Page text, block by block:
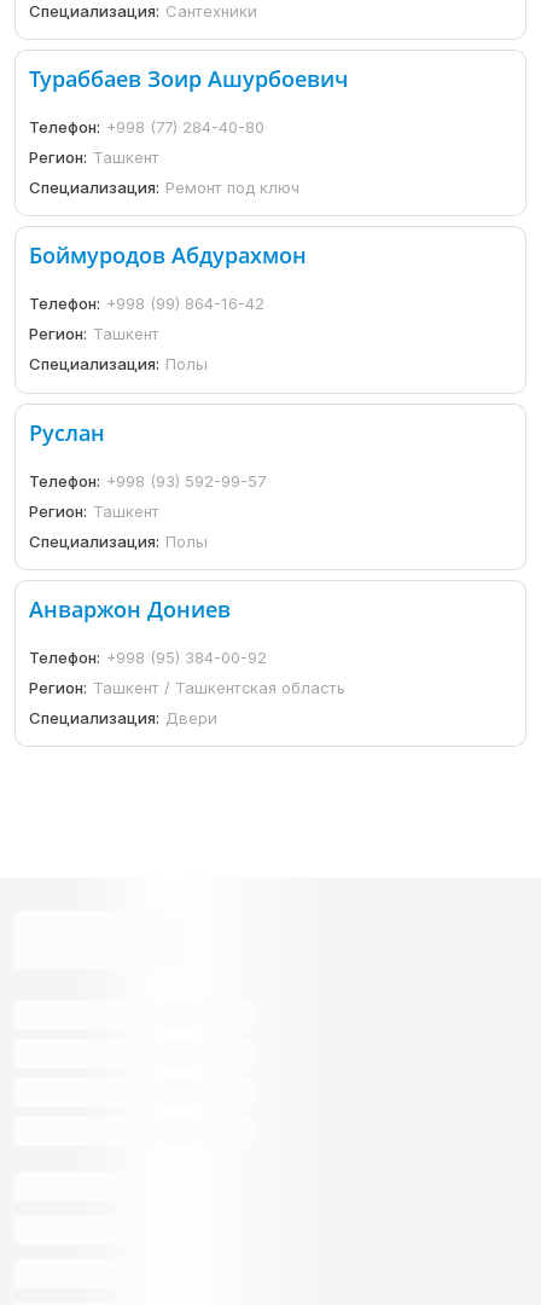
Специализация: Сантехники
Тураббаев Зоир Ашурбоевич
Телефон: +998 (77) 284-40-80
Регион: Ташкент
Специализация: Ремонт под ключ
Боймуродов Абдурахмон
Телефон: +998 (99) 864-16-42
Регион: Ташкент
Специализация: Полы
Руслан
Телефон: +998 (93) 592-99-57
Регион: Ташкент
Специализация: Полы
Анваржон Дониев
Телефон: +998 (95) 384-00-92
Регион: Ташкент / Ташкентская область
Специализация: Двери